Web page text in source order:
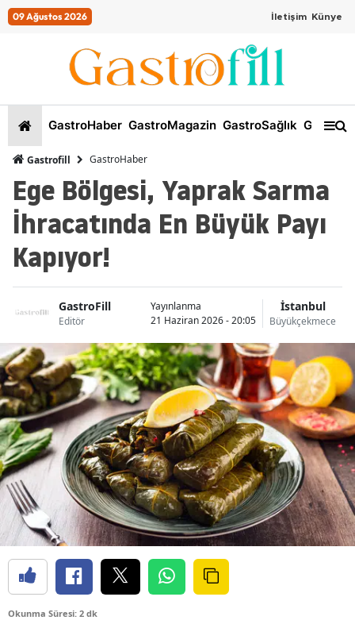
09 Ağustos 2026 İletişim Künye
GastroHaber GastroMagazin GastroSağlık
Gastrofill GastroHaber
Ege Bölgesi, Yaprak Sarma
İhracatında En Büyük Payı
Kapıyor!
GastroFill
Editör
Yayınlanma
21 Haziran 2026 - 20:05
İstanbul
Büyükçekmece
Okunma Süresi: 2 dk